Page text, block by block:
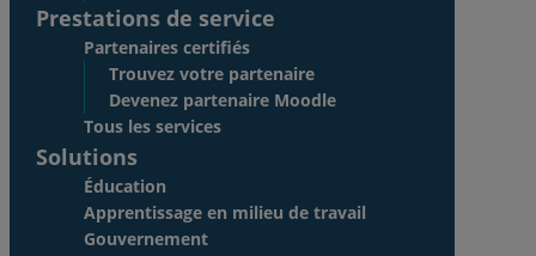
Prestations de service
Partenaires certifiés
Trouvez votre partenaire
Devenez partenaire Moodle
Tous les services
Solutions
Éducation
Apprentissage en milieu de travail
Gouvernement